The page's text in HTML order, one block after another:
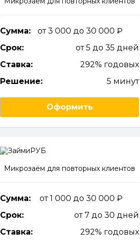
Сумма:
от 3 000 до 30 000
Срок:
от 5 до 35 дней
Ставка:
292% годовых
Решение:
5 минут
Оформить
Микрозаём для повторных клиентов
Сумма:
от 1 000 до 30 000
Срок:
от 7 до 30 дней
Ставка:
292% годовых